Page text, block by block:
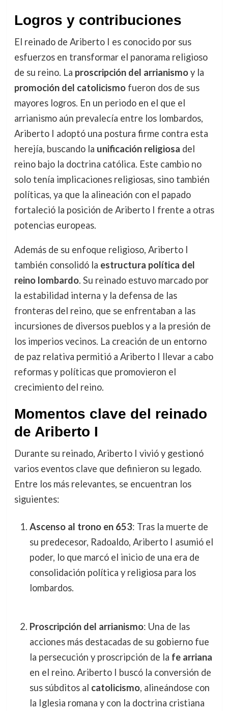
Logros y contribuciones
El reinado de Ariberto I es conocido por sus
esfuerzos en transformar el panorama religioso
de su reino. La proscripción del arrianismoy la
promoción del catolicismofueron dos de sus
mayores logros. En un periodo en el que el
arrianismo aún prevalecía entre los lombardos,
Ariberto I adoptó una postura firme contra esta
herejía, buscando la unificación religiosa del
reino bajo la doctrina católica. Este cambio no
solo tenía implicaciones religiosas, sino también
políticas, ya que la alineación con el papado
fortaleció la posición de Ariberto I frente a otras
potencias europeas.
Además de su enfoque religioso, Ariberto I
también consolidó la estructura política del
reino lombardo. Su reinado estuvo marcado por
la estabilidad interna y la defensa de las
fronteras del reino, que se enfrentaban a las
incursiones de diversos pueblos y a la presión de
los imperios vecinos. La creación de un entorno
de paz relativa permitió a Ariberto I llevar a cabo
reformas y políticas que promovieron el
crecimiento del reino.
Momentos clave del reinado
de Ariberto I
Durante su reinado, Ariberto I vivió y gestionó
varios eventos clave que definieron su legado.
Entre los más relevantes, se encuentran los
siguientes:
Ascenso al trono en 653: Tras la muerte de
su predecesor, Radoaldo, Ariberto I asumió el
poder, lo que marcó el inicio de una era de
consolidación política y religiosa para los
lombardos.
Proscripción del arrianismo: Una de las
acciones más destacadas de su gobierno fue
la persecución y proscripción de la fe arriana
en el reino. Ariberto I buscó la conversión de
sus súbditos al catolicismo, alineándose con
la Iglesia romana y con la doctrina cristiana